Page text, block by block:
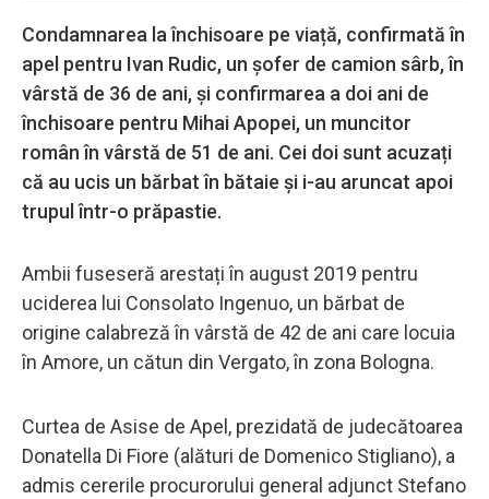
Condamnarea la închisoare pe viață, confirmată în
apel pentru Ivan Rudic, un șofer de camion sârb, în
vârstă de 36 de ani, și confirmarea a doi ani de
închisoare pentru Mihai Apopei, un muncitor
român în vârstă de 51 de ani. Cei doi sunt acuzați
că au ucis un bărbat în bătaie și i-au aruncat apoi
trupul într-o prăpastie.
Ambii fuseseră arestați în august 2019 pentru
uciderea lui Consolato Ingenuo, un bărbat de
origine calabreză în vârstă de 42 de ani care locuia
în Amore, un cătun din Vergato, în zona Bologna.
Curtea de Asise de Apel, prezidată de judecătoarea
Donatella Di Fiore (alături de Domenico Stigliano), a
admis cererile procurorului general adjunct Stefano